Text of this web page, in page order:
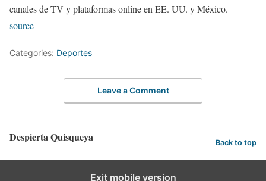
canales de TV y plataformas online en EE. UU. y México.
source
Categories: Deportes
Leave a Comment
Despierta Quisqueya Back to top
Exit mobile version